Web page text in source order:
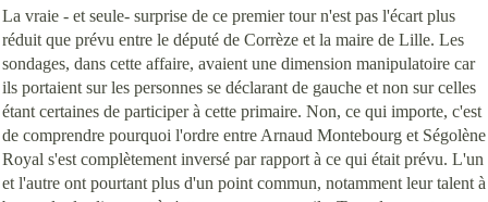
La vraie - et seule- surprise de ce premier tour n'est pas l'écart plus
réduit que prévu entre le député de Corrèze et la maire de Lille. Les
sondages, dans cette affaire, avaient une dimension manipulatoire car
ils portaient sur les personnes se déclarant de gauche et non sur celles
étant certaines de participer à cette primaire. Non, ce qui importe, c'est
de comprendre pourquoi l'ordre entre Arnaud Montebourg et Ségolène
Royal s'est complètement inversé par rapport à ce qui était prévu. L'un
et l'autre ont pourtant plus d'un point commun, notamment leur talent à